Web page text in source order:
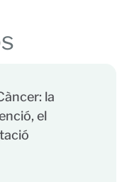
la
el